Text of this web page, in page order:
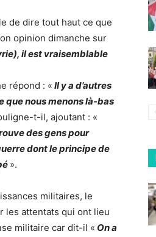
de dire tout haut ce que
opinion dimanche sur
il est vraisemblable
répond : « Il y a d’autres
que nous menons là-bas
t-il, ajoutant : «
des gens pour
dont le principe de
».
militaires, le
les attentats qui ont lieu
militaire car dit-il « On a